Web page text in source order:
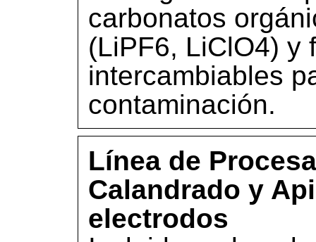
carbonatos
(LiPF6, LiClO4) y
intercambiables
contaminación.
Línea de
Calandrado y
electrodos